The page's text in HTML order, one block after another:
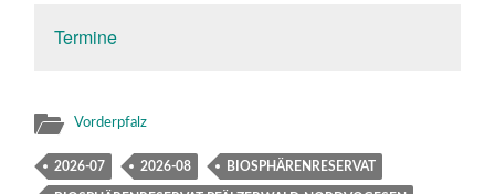
Termine
Vorderpfalz
2026-07 2026-08 BIOSPHÄRENRESERVAT